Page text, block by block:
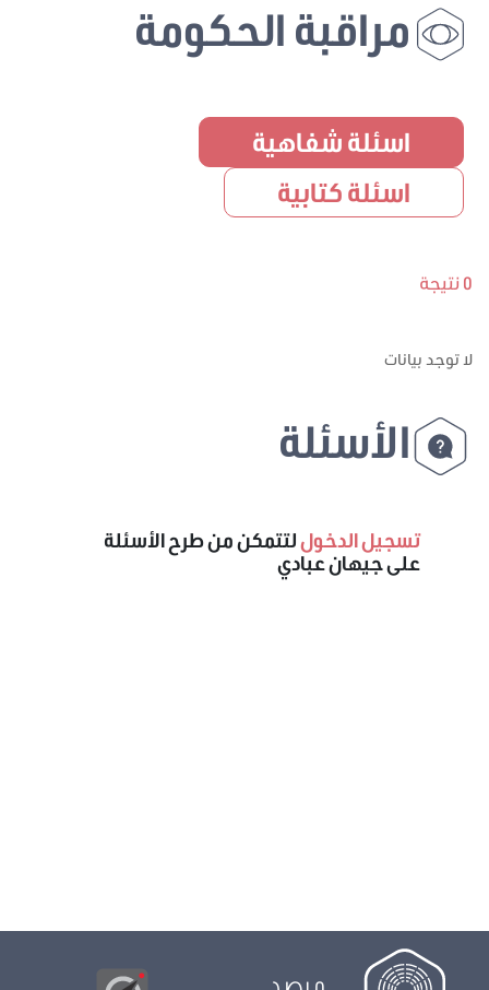
مراقبة الحكومة
اسئلة شفاهية
اسئلة كتابية
0 نتيجة
لا توجد بيانات
الأسئلة
تسجيل الدخوللتتمكن من طرح الأسئلة
على جيهان عبادي